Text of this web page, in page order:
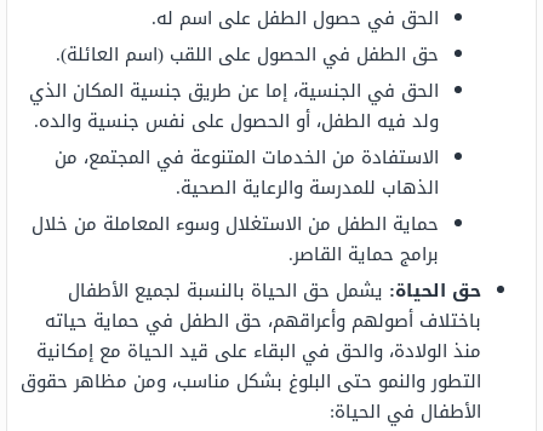
الحق في حصول الطفل على اسم له.
حق الطفل في الحصول على اللقب (اسم العائلة).
الحق في الجنسية، إما عن طريق جنسية المكان الذي
ولد فيه الطفل، أو الحصول على نفس جنسية والده.
الاستفادة من الخدمات المتنوعة في المجتمع، من
الذهاب للمدرسة والرعاية الصحية.
حماية الطفل من الاستغلال وسوء المعاملة من خلال
برامج حماية القاصر.
حق الحياة: يشمل حق الحياة بالنسبة لجميع الأطفال
باختلاف أصولهم وأعراقهم، حق الطفل في حماية حياته
منذ الولادة، والحق في البقاء على قيد الحياة مع إمكانية
التطور والنمو حتى البلوغ بشكل مناسب، ومن مظاهر حقوق
الأطفال في الحياة: